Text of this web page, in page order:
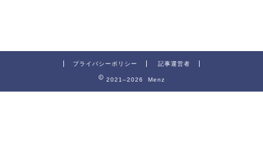
プライバシーポリシー 記事運営者
2021–2026 Menz